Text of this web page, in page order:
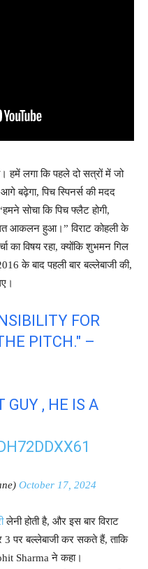
हमें लगा कि पहले दो सत्रों में जो
बढ़ेगा, पिच स्पिनर्स की मदद
सोचा कि पिच फ्लैट होगी,
आकलन हुआ।” विराट कोहली के
का विषय रहा, क्योंकि शुभमन गिल
के बाद पहली बार बल्लेबाजी की,
FOR
PITCH." –
GUY , HE IS A
October 17, 2024
लेनी होती है, और इस बार विराट
पर बल्लेबाजी कर सकते हैं, ताकि
Sharma ने कहा।